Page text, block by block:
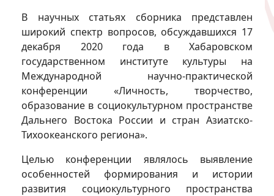
В научных статьях сборника представлен
широкий спектр вопросов, обсуждавшихся 17
декабря 2020 года в Хабаровском
государственном институте культуры на
Международной научно-практической
конференции «Личность, творчество,
образование в социокультурном пространстве
Дальнего Востока России и стран Азиатско-
Тихоокеанского региона».
Целью конференции являлось выявление
особенностей формирования и истории
развития социокультурного пространства